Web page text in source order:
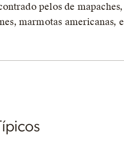
pelos de mapaches,
marmotas americanas, e